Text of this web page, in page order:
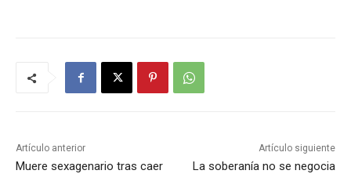
Artículo anterior
Muere sexagenario tras caer
Artículo siguiente
La soberanía no se negocia